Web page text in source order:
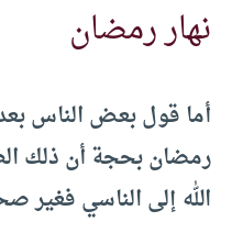
نهار رمضان
أما قول بعض الناس
رمضان بحجة أن ذلك
الله إلى الناسي فغير